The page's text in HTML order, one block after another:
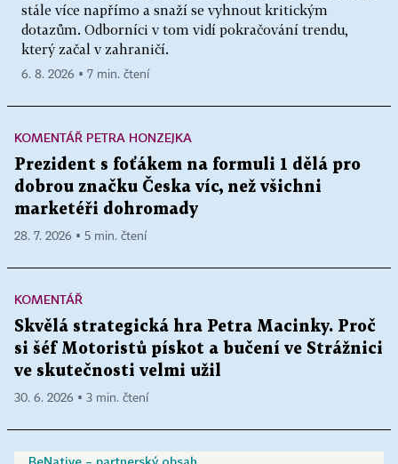
stále více napřímo a snaží se vyhnout kritickým
dotazům. Odborníci v tom vidí pokračování trendu,
který začal v zahraničí.
6. 8. 2026 ▪ 7 min. čtení
KOMENTÁŘ PETRA HONZEJKA
Prezident s foťákem na formuli 1 dělá pro
dobrou značku Česka víc, než všichni
marketéři dohromady
28. 7. 2026 ▪ 5 min. čtení
KOMENTÁŘ
Skvělá strategická hra Petra Macinky. Proč
si šéf Motoristů pískot a bučení ve Strážnici
ve skutečnosti velmi užil
30. 6. 2026 ▪ 3 min. čtení
BeNative – partnerský obsah